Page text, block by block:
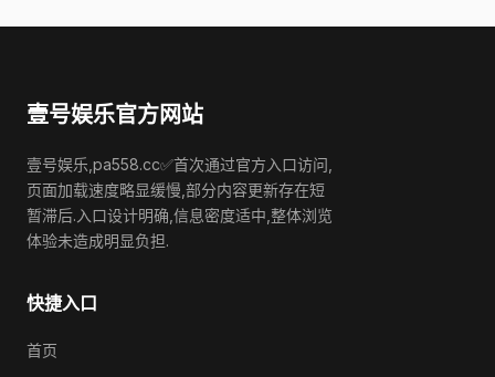
壹号娱乐官方网站
壹号娱乐,pa558.cc✅首次通过官方入口访问,
页面加载速度略显缓慢,部分内容更新存在短
暂滞后.入口设计明确,信息密度适中,整体浏览
体验未造成明显负担.
快捷入口
首页